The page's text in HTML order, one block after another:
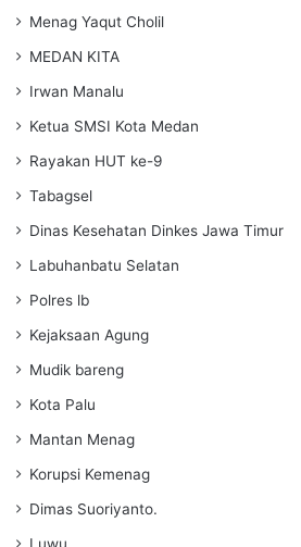
Menag Yaqut Cholil
MEDAN KITA
Irwan Manalu
Ketua SMSI Kota Medan
Rayakan HUT ke-9
Tabagsel
Dinas Kesehatan Dinkes Jawa Timur
Labuhanbatu Selatan
Polres lb
Kejaksaan Agung
Mudik bareng
Kota Palu
Mantan Menag
Korupsi Kemenag
Dimas Suoriyanto.
Luwu